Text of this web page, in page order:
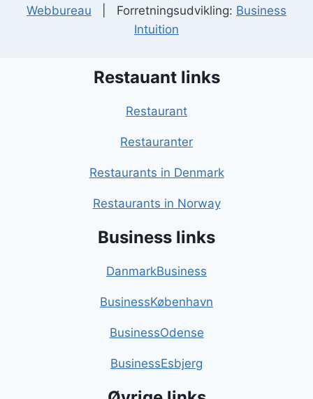
Webbureau | Forretningsudvikling: Business
Intuition
Restauant links
Restaurant
Restauranter
Restaurants in Denmark
Restaurants in Norway
Business links
DanmarkBusiness
BusinessKøbenhavn
BusinessOdense
BusinessEsbjerg